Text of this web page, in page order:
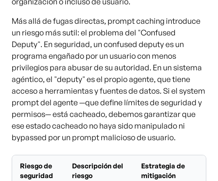
Más allá de fugas directas, prompt caching introduce
un riesgo más sutil: el problema del "Confused
Deputy". En seguridad, un confused deputy es un
programa engañado por un usuario con menos
privilegios para abusar de su autoridad. En un sistema
agéntico, el "deputy" es el propio agente, que tiene
acceso a herramientas y fuentes de datos. Si el system
prompt del agente —que define límites de seguridad y
permisos— está cacheado, debemos garantizar que
ese estado cacheado no haya sido manipulado ni
bypassed por un prompt malicioso de usuario.
Riesgo de
seguridad
Descripción del
riesgo
Estrategia de
mitigación